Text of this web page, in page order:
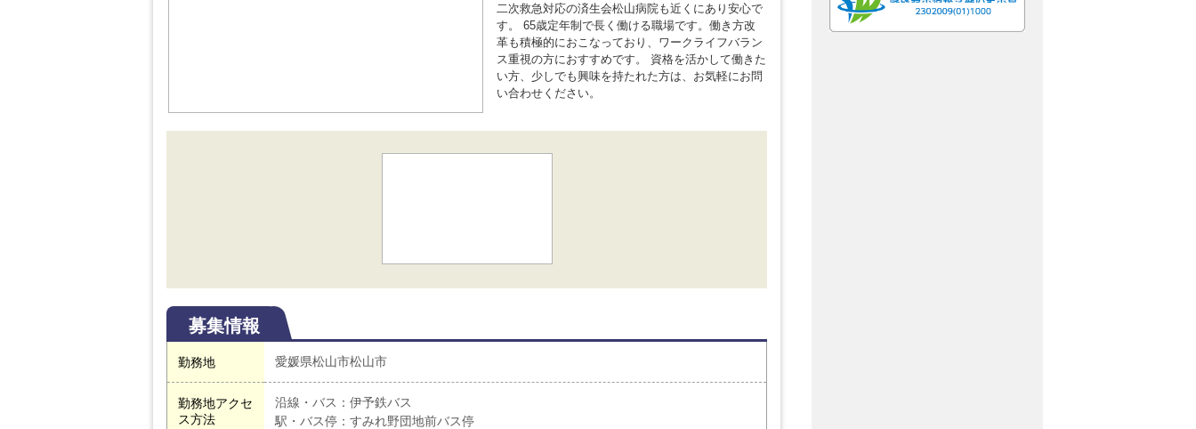
二次救急対応の済生会松山病院も近くにあり安心で
す。 65歳定年制で長く働ける職場です。働き方改
革も積極的におこなっており、ワークライフバラン
ス重視の方におすすめです。 資格を活かして働きた
い方、少しでも興味を持たれた方は、お気軽にお問
い合わせください。
募集情報
勤務地 愛媛県松山市松山市
勤務地アクセ
ス方法
沿線・バス：伊予鉄バス
駅・バス停：すみれ野団地前バス停